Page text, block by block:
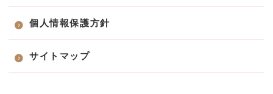
個人情報保護方針
サイトマップ